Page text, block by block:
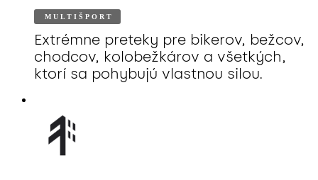
MULTIŠPORT
Extrémne preteky pre bikerov, bežcov,
chodcov, kolobežkárov a všetkých,
ktorí sa pohybujú vlastnou silou.